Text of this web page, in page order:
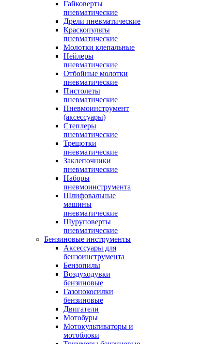
Гайковерты
пневматические
Дрели пневматические
Краскопульты
пневматические
Молотки клепальные
Нейлеры
пневматические
Отбойные молотки
пневматические
Пистолеты
пневматические
Пневмоинструмент
(аксессуары)
Степлеры
пневматические
Трещотки
пневматические
Заклепочники
пневматические
Наборы
пневмоинструмента
Шлифовальные
машины
пневматические
Шуруповерты
пневматические
Бензиновые инструменты
Аксессуары для
бензоинструмента
Бензопилы
Воздуходувки
бензиновые
Газонокосилки
бензиновые
Двигатели
Мотобуры
Мотокультиваторы и
мотоблоки